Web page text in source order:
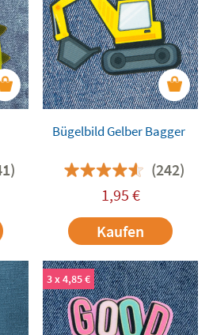
Bügelbild Gelber Bagger
(242)
1,95 €
Kaufen
3 x 4,85 €